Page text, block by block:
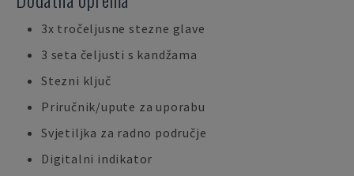
3x tročeljusne stezne glave
3 seta čeljusti s kandžama
Stezni ključ
Priručnik/upute za uporabu
Svjetiljka za radno područje
Digitalni indikator